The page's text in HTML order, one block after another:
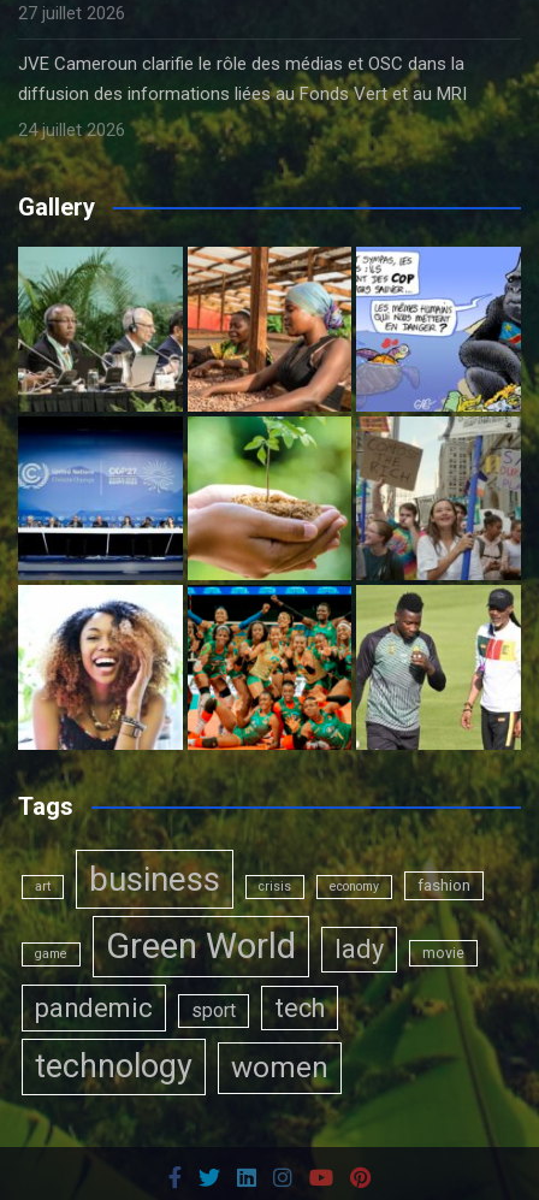
27 juillet 2026
JVE Cameroun clarifie le rôle des médias et OSC dans la
diffusion des informations liées au Fonds Vert et au MRI
24 juillet 2026
Gallery
Tags
art business crisis economy fashion
game Green World lady movie
pandemic sport tech
technology women